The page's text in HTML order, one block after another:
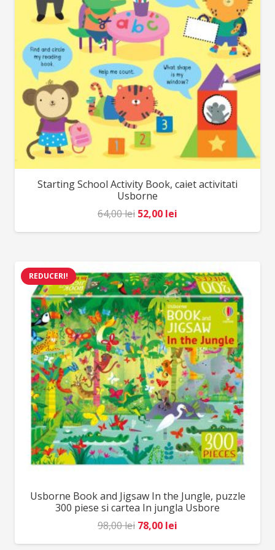
Starting School Activity Book, caiet activitati
Usborne
64,00lei Prețul
inițial
64,00 lei.
52,00 lei
curent
REDUCERI!
Usborne Book and Jigsaw In the Jungle, puzzle
300 piese si cartea In jungla Usbore
98,00lei Prețul
inițial
78,00 lei
curent